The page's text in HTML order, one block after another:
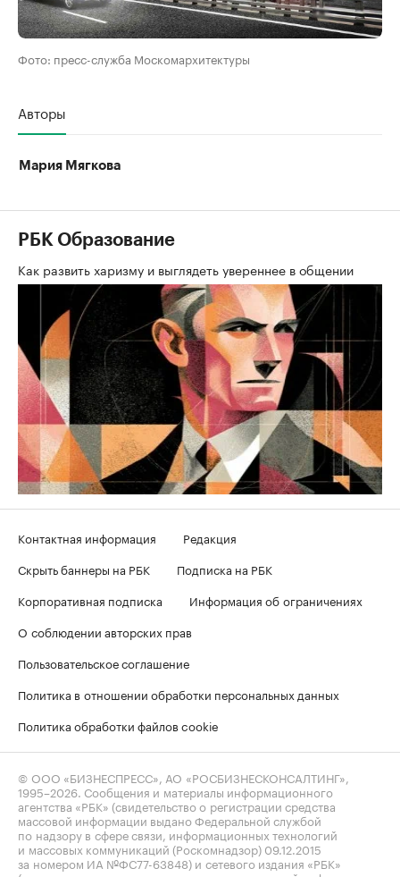
Фото: пресс-служба Москомархитектуры
Авторы
Мария Мягкова
РБК Образование
Как развить харизму и выглядеть увереннее в общении
Контактная информация
Редакция
Скрыть баннеры на РБК
Подписка на РБК
Корпоративная подписка
Информация об ограничениях
О соблюдении авторских прав
Пользовательское соглашение
Политика в отношении обработки персональных данных
Политика обработки файлов cookie
© ООО «БИЗНЕСПРЕСС», АО «РОСБИЗНЕСКОНСАЛТИНГ»,
1995–2026. Сообщения и материалы информационного
агентства «РБК» (свидетельство о регистрации средства
массовой информации выдано Федеральной службой
по надзору в сфере связи, информационных технологий
и массовых коммуникаций (Роскомнадзор) 09.12.2015
за номером ИА №ФС77-63848) и сетевого издания «РБК»